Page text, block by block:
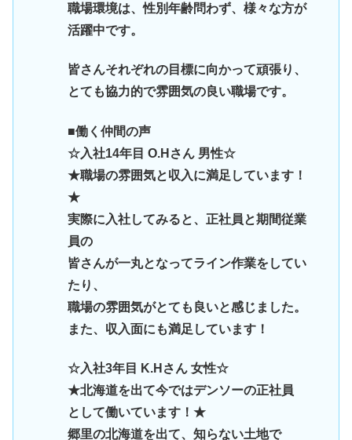
職場環境は、性別年齢問わず、様々な方が
活躍中です。
皆さんそれぞれの目標に向かって頑張り、
とても協力的で雰囲気の良い職場です。
■働く仲間の声
☆入社14年目 O.Hさん 男性☆
★職場の雰囲気と収入に満足しています！
★
実際に入社してみると、正社員と期間従業
員の
皆さんが一丸となってライン作業をしてい
たり、
職場の雰囲気がとても良いと感じました。
また、収入面にも満足しています！
☆入社3年目 K.Hさん 女性☆
★北海道を出て今ではデンソーの正社員
として働いています！★
郷里の北海道を出て、知らない土地で